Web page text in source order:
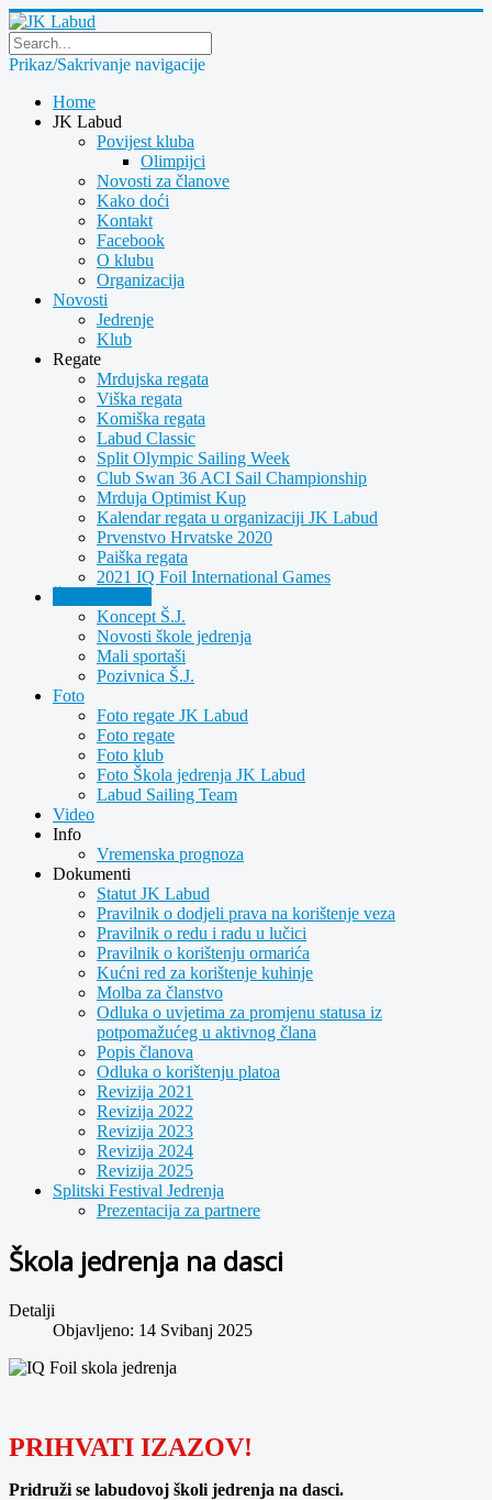
Prikaz/Sakrivanje navigacije
Home
JK Labud
Povijest kluba
Olimpijci
Novosti za članove
Kako doći
Kontakt
Facebook
O klubu
Organizacija
Novosti
Jedrenje
Klub
Regate
Mrdujska regata
Viška regata
Komiška regata
Labud Classic
Split Olympic Sailing Week
Club Swan 36 ACI Sail Championship
Mrduja Optimist Kup
Kalendar regata u organizaciji JK Labud
Prvenstvo Hrvatske 2020
Paiška regata
2021 IQ Foil International Games
Koncept Š.J.
Novosti škole jedrenja
Mali sportaši
Pozivnica Š.J.
Foto
Foto regate JK Labud
Foto regate
Foto klub
Foto Škola jedrenja JK Labud
Labud Sailing Team
Video
Info
Vremenska prognoza
Dokumenti
Statut JK Labud
Pravilnik o dodjeli prava na korištenje veza
Pravilnik o redu i radu u lučici
Pravilnik o korištenju ormarića
Kućni red za korištenje kuhinje
Molba za članstvo
Odluka o uvjetima za promjenu statusa iz
potpomažućeg u aktivnog člana
Popis članova
Odluka o korištenju platoa
Revizija 2021
Revizija 2022
Revizija 2023
Revizija 2024
Revizija 2025
Splitski Festival Jedrenja
Prezentacija za partnere
Škola jedrenja na dasci
Detalji
Objavljeno: 14 Svibanj 2025
PRIHVATI IZAZOV!
Pridruži se labudovoj školi jedrenja na dasci.